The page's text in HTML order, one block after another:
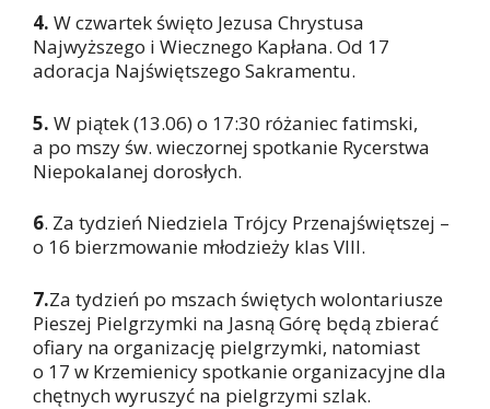
4. W czwartek święto Jezusa Chrystusa
Najwyższego i Wiecznego Kapłana. Od 17
adoracja Najświętszego Sakramentu.
5. W piątek (13.06) o 17:30 różaniec fatimski,
a po mszy św. wieczornej spotkanie Rycerstwa
Niepokalanej dorosłych.
6. Za tydzień Niedziela Trójcy Przenajświętszej –
o 16 bierzmowanie młodzieży klas VIII.
7.Za tydzień po mszach świętych wolontariusze
Pieszej Pielgrzymki na Jasną Górę będą zbierać
ofiary na organizację pielgrzymki, natomiast
o 17 w Krzemienicy spotkanie organizacyjne dla
chętnych wyruszyć na pielgrzymi szlak.